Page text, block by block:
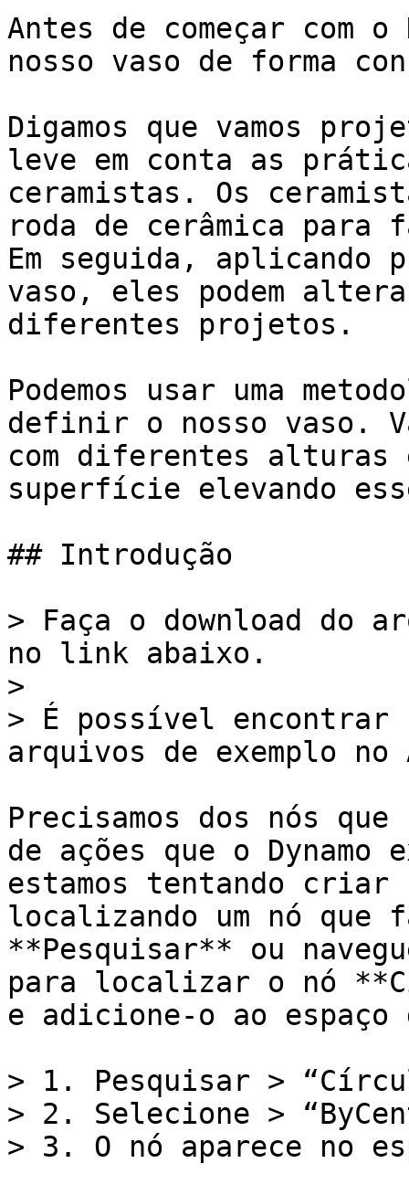
Antes de começar com
nosso vaso de forma
Digamos que vamos
leve em conta as
ceramistas. Os
roda de cerâmica
Em seguida, aplicando
vaso, eles podem
diferentes projetos.
Podemos usar uma
definir o nosso vaso.
com diferentes alturas
superfície elevando
## Introdução
> Faça o download do
no link abaixo.
>
> É possível encontrar
arquivos de exemplo no
Precisamos dos nós
de ações que o Dynamo
estamos tentando criar
localizando um nó que
**Pesquisar** ou
para localizar o nó
e adicione-o ao espaço
> 1. Pesquisar >
> 2. Selecione >
> 3. O nó aparece no